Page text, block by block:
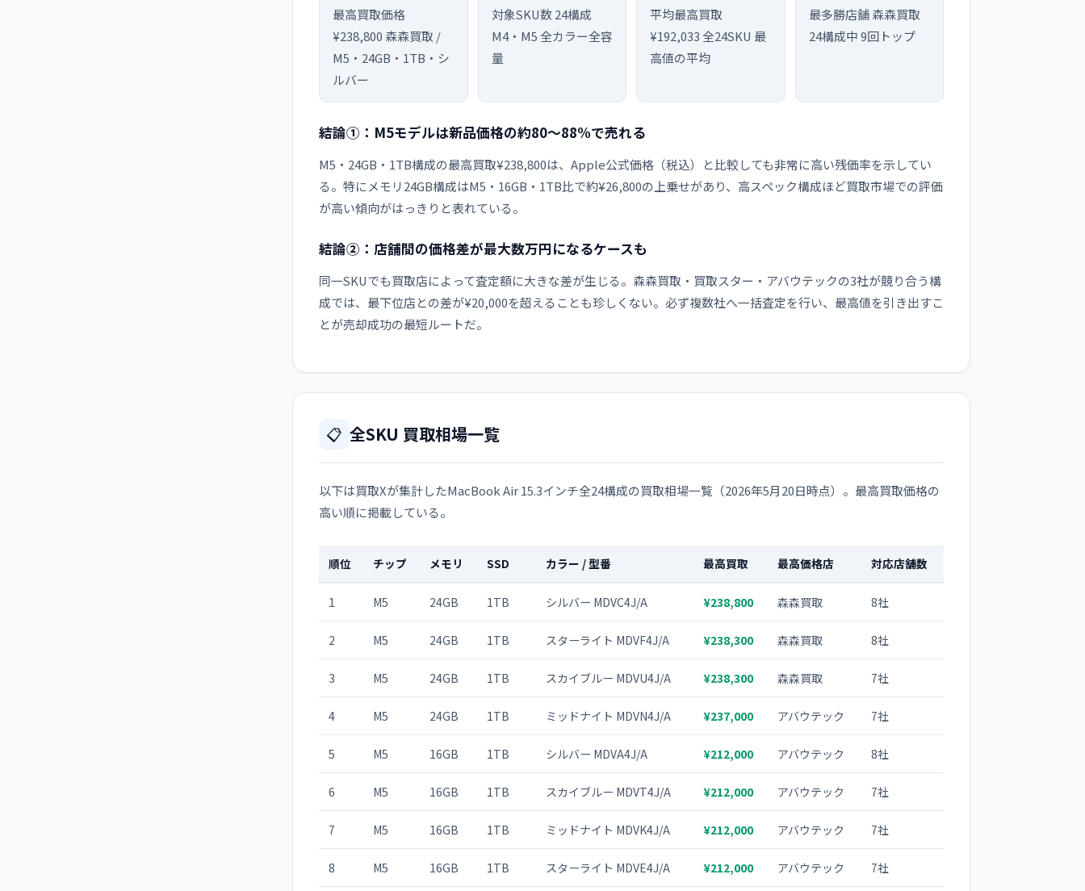
最高買取価格
¥238,800 森森買取 /
M5・24GB・1TB・シ
ルバー
対象SKU数 24構成
M4・M5 全カラー全容
量
平均最高買取
¥192,033全24SKU 最
高値の平均
最多勝店舗 森森買取
24構成中 9回トップ
結論①：M5モデルは新品価格の約80〜88%で売れる
M5・24GB・1TB構成の最高買取¥238,800は、Apple公式価格（税込）と比較しても非常に高い残価率を示してい
る。特にメモリ24GB構成はM5・16GB・1TB比で約¥26,800の上乗せがあり、高スペック構成ほど買取市場での評価
が高い傾向がはっきりと表れている。
結論②：店舗間の価格差が最大数万円になるケースも
同一SKUでも買取店によって査定額に大きな差が生じる。森森買取・買取スター・アバウテックの3社が競り合う構
成では、最下位店との差が¥20,000を超えることも珍しくない。必ず複数社へ一括査定を行い、最高値を引き出すこ
とが売却成功の最短ルートだ。
📋 全SKU 買取相場一覧
以下は買取Xが集計したMacBook Air 15.3インチ全24構成の買取相場一覧（2026年5月20日時点）。最高買取価格の
高い順に掲載している。
順位 チップ メモリ SSD カラー / 型番 最高買取 最高価格店 対応店舗数
1 M5 24GB 1TB シルバー MDVC4J/A ¥238,800 森森買取 8社
2 M5 24GB 1TB スターライト MDVF4J/A ¥238,300 森森買取 8社
3 M5 24GB 1TB スカイブルー MDVU4J/A ¥238,300 森森買取 7社
4 M5 24GB 1TB ミッドナイト MDVN4J/A ¥237,000 アバウテック 7社
5 M5 16GB 1TB シルバー MDVA4J/A ¥212,000 アバウテック 8社
6 M5 16GB 1TB スカイブルー MDVT4J/A ¥212,000 アバウテック 7社
7 M5 16GB 1TB ミッドナイト MDVK4J/A ¥212,000 アバウテック 7社
8 M5 16GB 1TB スターライト MDVE4J/A ¥212,000 アバウテック 7社